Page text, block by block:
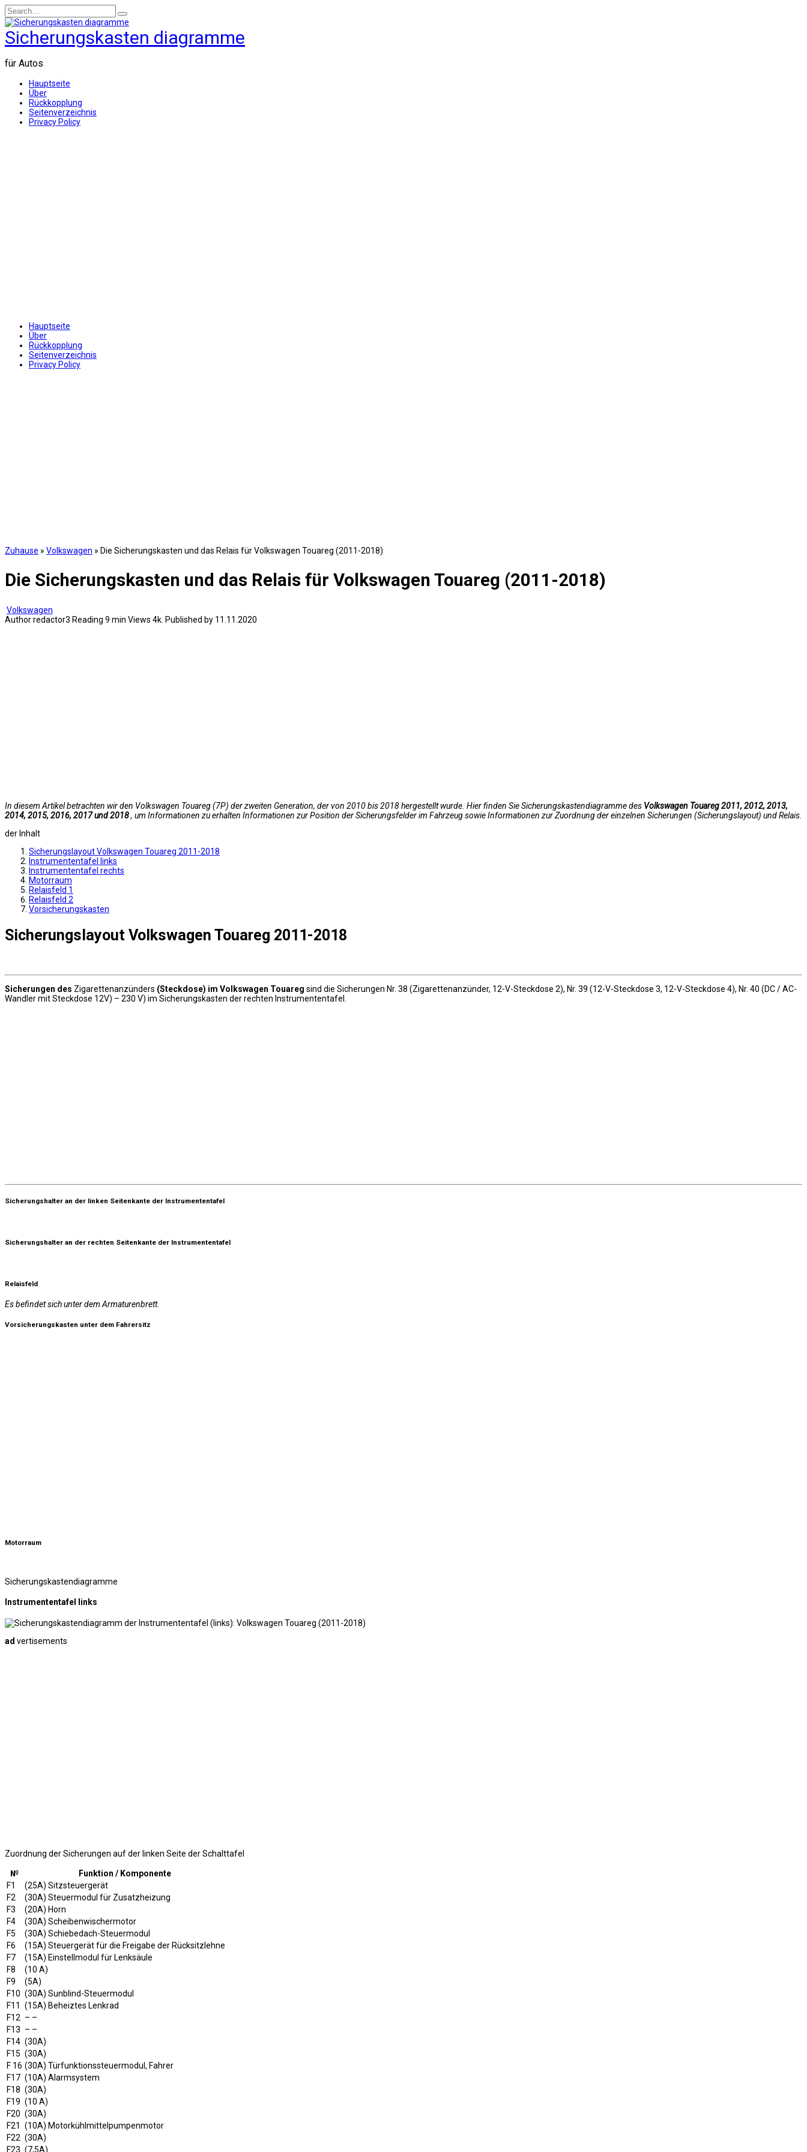
Skip
to
content
Search
for:
Sicherungskasten diagramme
für Autos
Hauptseite
Über
Rückkopplung
Seitenverzeichnis
Privacy Policy
Hauptseite
Über
Rückkopplung
Seitenverzeichnis
Privacy Policy
Zuhause » Volkswagen » Die Sicherungskasten und das Relais für Volkswagen Touareg (2011-2018)
Die Sicherungskasten und das Relais für Volkswagen Touareg (2011-2018)
Volkswagen
Authorredactor3 Reading 9 min Views 4k. Published by 11.11.2020
In diesem Artikel betrachten wir den Volkswagen Touareg (7P) der zweiten Generation, der von 2010 bis 2018 hergestellt wurde. Hier finden Sie Sicherungskastendiagramme des Volkswagen Touareg 2011, 2012, 2013,
2014, 2015, 2016, 2017 und 2018, um Informationen zu erhalten Informationen zur Position der Sicherungsfelder im Fahrzeug sowie Informationen zur Zuordnung der einzelnen Sicherungen (Sicherungslayout) und Relais.
der Inhalt
Sicherungslayout Volkswagen Touareg 2011-2018
Instrumententafel links
Instrumententafel rechts
Motorraum
Relaisfeld 1
Relaisfeld 2
Vorsicherungskasten
Sicherungslayout Volkswagen Touareg 2011-2018
Sicherungen des Zigarettenanzünders (Steckdose) im Volkswagen Touareg sind die Sicherungen Nr. 38 (Zigarettenanzünder, 12-V-Steckdose 2), Nr. 39 (12-V-Steckdose 3, 12-V-Steckdose 4), Nr. 40 (DC / AC-
Wandler mit Steckdose 12V) – 230 V) im Sicherungskasten der rechten Instrumententafel.
Sicherungshalter an der linken Seitenkante der Instrumententafel
Sicherungshalter an der rechten Seitenkante der Instrumententafel
Relaisfeld
Es befindet sich unter dem Armaturenbrett.
Vorsicherungskasten unter dem Fahrersitz
Motorraum
Sicherungskastendiagramme
Instrumententafel links
ad vertisements
Zuordnung der Sicherungen auf der linken Seite der Schalttafel
№
Funktion / Komponente
F1
(25A) Sitzsteuergerät
F2
(30A) Steuermodul für Zusatzheizung
F3
(20A) Horn
F4
(30A) Scheibenwischermotor
F5
(30A) Schiebedach-Steuermodul
F6
(15A) Steuergerät für die Freigabe der Rücksitzlehne
F7
(15A) Einstellmodul für Lenksäule
F8
(10 A)
F9
(5A)
F10 (30A) Sunblind-Steuermodul
F11
(15A) Beheiztes Lenkrad
F12 – –
F13 – –
F14 (30A)
F15 (30A)
F 16 (30A) Türfunktionssteuermodul, Fahrer
F17 (10A) Alarmsystem
F18 (30A)
F19 (10 A)
F20 (30A)
F21
(10A) Motorkühlmittelpumpenmotor
F22 (30A)
F23 (7,5A)